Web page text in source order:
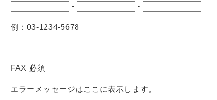
- -
例：03-1234-5678
FAX 必須
エラーメッセージはここに表示します。